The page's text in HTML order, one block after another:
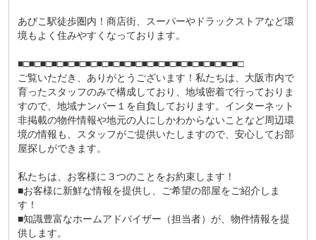
あびこ駅徒歩圏内！商店街、スーパーやドラックストアなど環
境もよく住みやすくなっております。
■□■□■□■□■□■□■□■□■□■□■□■□■□■□■□■□■□■□■□■□
ご覧いただき、ありがとうございます！私たちは、大阪市内で
育ったスタッフのみで構成しており、地域密着で行っておりま
すので、地域ナンバー１を自負しております。インターネット
非掲載の物件情報や地元の人にしかわからないことなど周辺環
境の情報も、スタッフがご提供いたしますので、安心してお部
屋探しができます。
私たちは、お客様に３つのことをお約束します！
■お客様に新鮮な情報を提供し、ご希望の部屋をご紹介しま
す！
■知識豊富なホームアドバイザー（担当者）が、物件情報を提
供します。